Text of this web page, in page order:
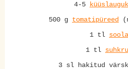
4-5
500 g tomatipüreed
1 tl soola
1 tl
3 sl hakitud